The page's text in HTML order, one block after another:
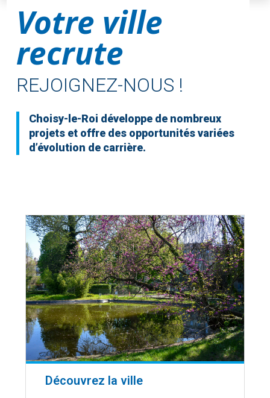
Votre ville
recrute
REJOIGNEZ-NOUS !
Choisy-le-Roi développe de nombreux
projets et offre des opportunités variées
d’évolution de carrière.
Découvrez la ville